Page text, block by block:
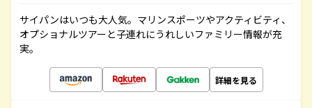
サイパンはいつも大人気。マリンスポーツやアクティビティ、
オプショナルツアーと子連れにうれしいファミリー情報が充
実。
詳細を見る